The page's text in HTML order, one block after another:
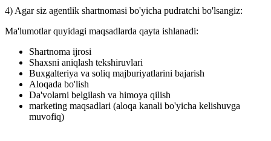
4) Agar siz agentlik shartnomasi bo'yicha pudratchi bo'lsangiz:
Ma'lumotlar quyidagi maqsadlarda qayta ishlanadi:
Shartnoma ijrosi
Shaxsni aniqlash tekshiruvlari
Buxgalteriya va soliq majburiyatlarini bajarish
Aloqada bo'lish
Da'volarni belgilash va himoya qilish
marketing maqsadlari (aloqa kanali bo'yicha kelishuvga
muvofiq)